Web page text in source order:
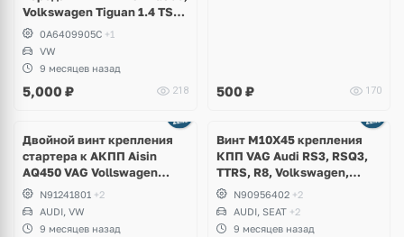
Volkswagen Tiguan 1.4 TSI
CAVA0A6409905C +1
VW
9 месяцев назад
5,000 ₽ 218 500 ₽ 170
Двойной винт крепления
стартера к АКПП Aisin
AQ450 VAG Vollswagen
Tiguan Allspace, Teramont,
Atlas Cross Sport, Arteon,
Audi Q3
N91241801 +2
AUDI, VW
9 месяцев назад
Винт M10X45 крепления
КПП VAG Audi RS3, RSQ3,
TTRS, R8, Volkswagen,
Skoda, Seat, Lamborghini
N90956402 +2
AUDI, SEAT +2
9 месяцев назад